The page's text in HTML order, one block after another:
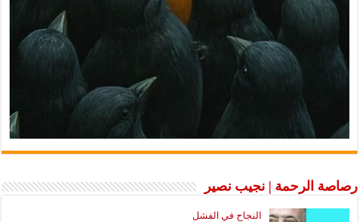
رصاصة الرحمة | نجيب نصير
النجاح في الفشل